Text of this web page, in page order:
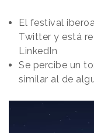
El festival
Twitter y está
LinkedIn
Se percibe un
similar al de